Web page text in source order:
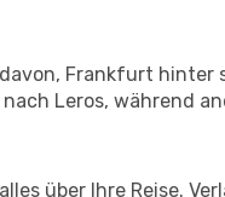
Frankfurt hinter
Leros, während
über Ihre Reise.